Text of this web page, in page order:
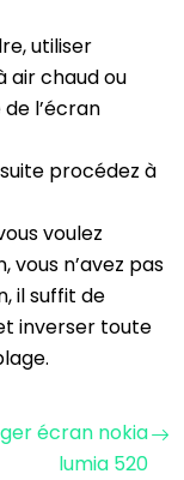
utiliser
air chaud ou
l’écran
procédez à
voulez
vous n’avez pas
il suffit de
inverser toute
écran nokia
lumia 520